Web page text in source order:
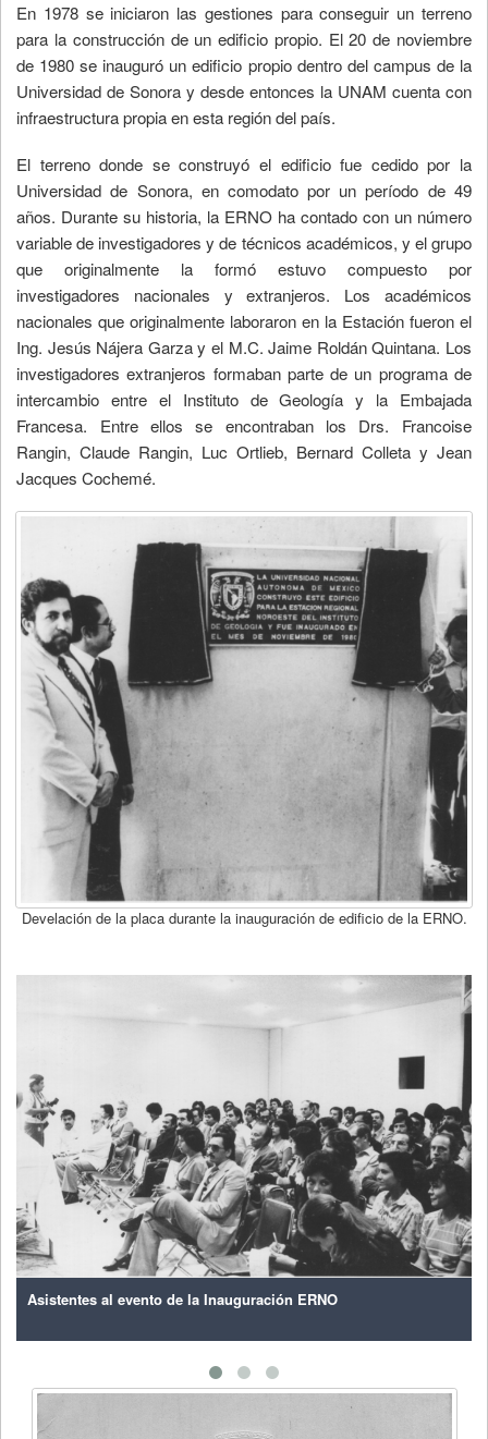
En 1978 se iniciaron las gestiones para conseguir un terreno
para la construcción de un edificio propio. El 20 de noviembre
de 1980 se inauguró un edificio propio dentro del campus de la
Universidad de Sonora y desde entonces la UNAM cuenta con
infraestructura propia en esta región del país.
El terreno donde se construyó el edificio fue cedido por la
Universidad de Sonora, en comodato por un período de 49
años. Durante su historia, la ERNO ha contado con un número
variable de investigadores y de técnicos académicos, y el grupo
que originalmente la formó estuvo compuesto por
investigadores nacionales y extranjeros. Los académicos
nacionales que originalmente laboraron en la Estación fueron el
Ing. Jesús Nájera Garza y el M.C. Jaime Roldán Quintana. Los
investigadores extranjeros formaban parte de un programa de
intercambio entre el Instituto de Geología y la Embajada
Francesa. Entre ellos se encontraban los Drs. Francoise
Rangin, Claude Rangin, Luc Ortlieb, Bernard Colleta y Jean
Jacques Cochemé.
Develación de la placa durante la inauguración de edificio de la ERNO.
Asistentes al evento de la Inauguración ERNO